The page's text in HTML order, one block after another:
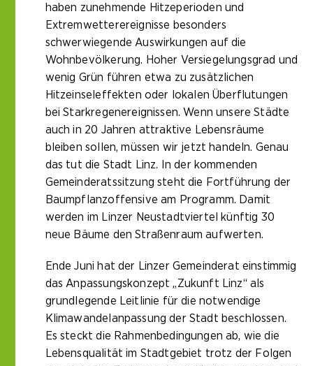
haben zunehmende Hitzeperioden und
Extremwetterereignisse besonders
schwerwiegende Auswirkungen auf die
Wohnbevölkerung. Hoher Versiegelungsgrad und
wenig Grün führen etwa zu zusätzlichen
Hitzeinseleffekten oder lokalen Überflutungen
bei Starkregenereignissen. Wenn unsere Städte
auch in 20 Jahren attraktive Lebensräume
bleiben sollen, müssen wir jetzt handeln. Genau
das tut die Stadt Linz. In der kommenden
Gemeinderatssitzung steht die Fortführung der
Baumpflanzoffensive am Programm. Damit
werden im Linzer Neustadtviertel künftig 30
neue Bäume den Straßenraum aufwerten.
Ende Juni hat der Linzer Gemeinderat einstimmig
das Anpassungskonzept „Zukunft Linz“ als
grundlegende Leitlinie für die notwendige
Klimawandelanpassung der Stadt beschlossen.
Es steckt die Rahmenbedingungen ab, wie die
Lebensqualität im Stadtgebiet trotz der Folgen